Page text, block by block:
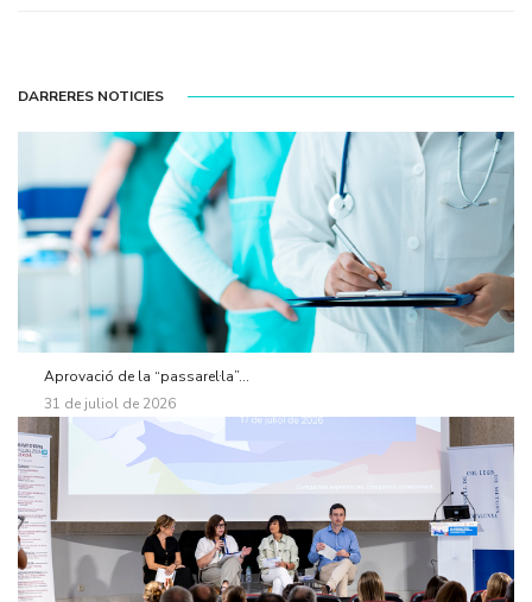
DARRERES NOTICIES
Aprovació de la “passarel·la”...
31 de juliol de 2026